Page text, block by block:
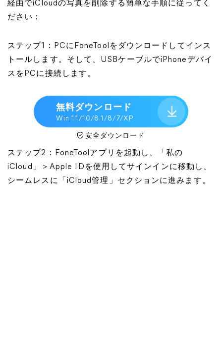
経由でiCloudの写真を削除する簡単な手順に従ってく
ださい：
ステップ1：PCにFoneToolをダウンロードしてインス
トールします。そして、USBケーブルでiPhoneデバイ
スをPCに接続します。
無料ダウンロード
Win 11/10/8.1/8/7/XP
安全ダウンロード
ステップ2：FoneToolアプリを起動し、「私の
iCloud」＞Apple IDを使用してサインインに移動し、
シームレスに「iCloud管理」セクションに進みます。